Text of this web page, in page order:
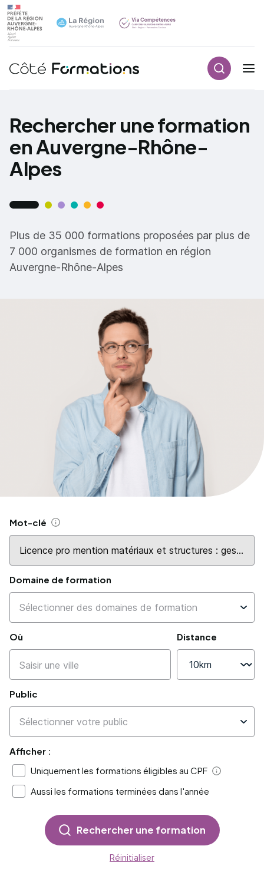
Navigation principale
Rechercher une formation
en Auvergne-Rhône-
Alpes
Plus de 35 000 formations proposées par plus de
7 000 organismes de formation en région
Auvergne-Rhône-Alpes
Mot-clé Aide
Domaine de formation
Où Distance
Public
Afficher :
Uniquement les formations éligibles au CPF
Aide
Aussi les formations terminées dans l'année
Rechercher une formation
Réinitialiser